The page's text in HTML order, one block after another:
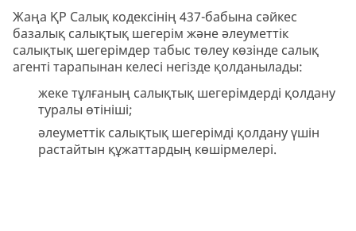
Жаңа ҚР Салық кодексінің 437-бабына сәйкес
базалық салықтық шегерім және әлеуметтік
салықтық шегерімдер табыс төлеу көзінде салық
агенті тарапынан келесі негізде қолданылады:
жеке тұлғаның салықтық шегерімдерді қолдану
туралы өтініші;
әлеуметтік салықтық шегерімді қолдану үшін
растайтын құжаттардың көшірмелері.